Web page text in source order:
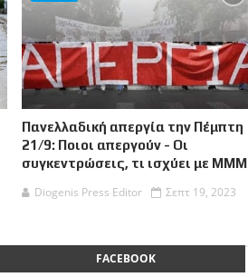
Πανελλαδική απεργία την Πέμπτη
21/9: Ποιοι απεργούν - Οι
συγκεντρώσεις, τι ισχύει με ΜΜΜ
Diogenis Press Editor
Σεπτ 19, 2023
FACEBOOK